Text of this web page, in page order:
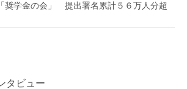
奨学金の会」 提出署名累計５６万人分超
タビュー